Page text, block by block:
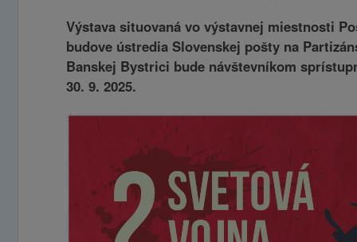
Výstava situovaná vo výstavnej miestnosti
budove ústredia Slovenskej pošty na
Banskej Bystrici bude návštevníkom
30. 9. 2025.